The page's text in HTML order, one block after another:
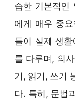
습한 기본적인
에게 매우 중
들이 실제 생
를 다루며, 의
기, 읽기, 쓰기
다. 특히, 문법